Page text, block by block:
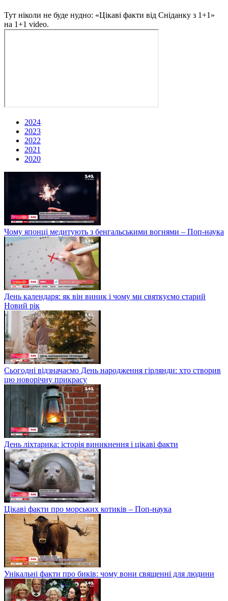
Тут ніколи не буде нудно: «Цікаві факти від Сніданку з 1+1»
на 1+1 video.
2024
2023
2022
2021
2020
Чому японці медитують з бенгальськими вогнями – Поп-наука
День календаря: як він виник і чому ми святкуємо старий
Новий рік
Сьогодні відзначаємо День народження гірлянди: хто створив
цю новорічну прикрасу
День ліхтарика: історія виникнення і цікаві факти
Цікаві факти про морських котиків – Поп-наука
Унікальні факти про биків: чому вони священні для людини